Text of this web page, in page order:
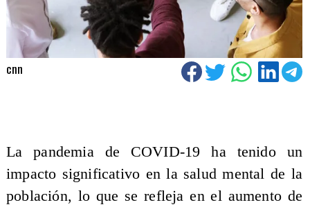
cnn
La pandemia de COVID-19 ha tenido un
impacto significativo en la salud mental de la
población, lo que se refleja en el aumento de